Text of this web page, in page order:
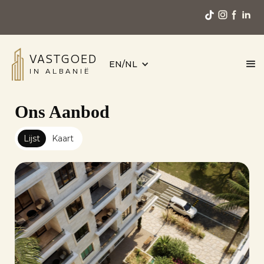
VASTGOED
IN ALBANIË
EN/NL
Ons Aanbod
Lijst Kaart